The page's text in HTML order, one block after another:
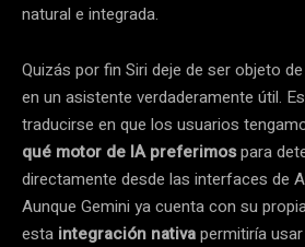
natural e integrada.
Quizás por fin Siri deje de ser objeto
en un asistente verdaderamente útil.
traducirse en que los usuarios
qué motor de IA preferimospara
directamente desde las interfaces de
Aunque Gemini ya cuenta con su
esta integración nativapermitiría